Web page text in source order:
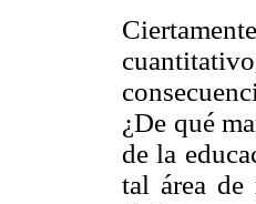
¿De qué
de la
tal área de